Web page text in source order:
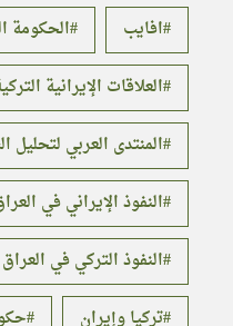
افايب
الحكومة
العلاقات الإيرانية
المنتدى العربي لتحليل
النفوذ الإيراني في
النفوذ التركي في العراق
تركيا وإيران